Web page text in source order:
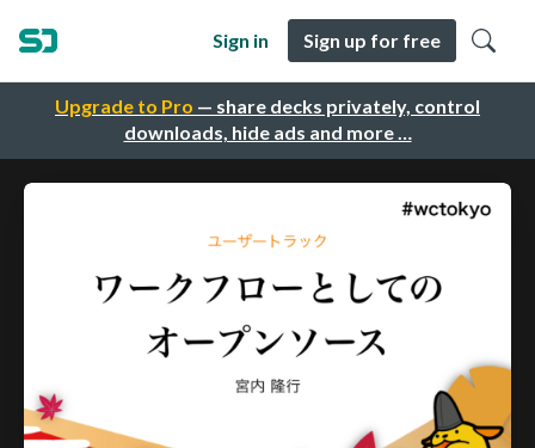
Upgrade to Pro — share decks privately, control
downloads, hide ads and more …
Sign in Sign up for free